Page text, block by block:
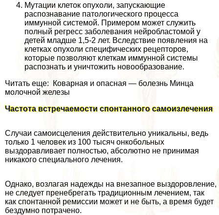
Мутации клеток опухоли, запускающие
распознавание патологического процесса
иммунной системой. Примером может служить
полный регресс заболевания нейробластомой у
детей младше 1,5-2 лет. Вследствие появления на
клетках опухоли специфических рецепторов,
которые позволяют клеткам иммунной системы
распознать и уничтожить новообразование.
Читать еще: Коварная и опасная — болезнь Минца
молочной железы
Частота встречаемости спонтанного самоизлечения
Случаи самоисцеления действительно уникальны, ведь
только 1 человек из 100 тысяч онкобольных
выздоравливает полностью, абсолютно не принимая
никакого специального лечения.
Однако, возлагая надежды на внезапное выздоровление,
не следует пренебрегать традиционным лечением, так
как спонтанной ремиссии может и не быть, а время будет
бездумно потрачено.